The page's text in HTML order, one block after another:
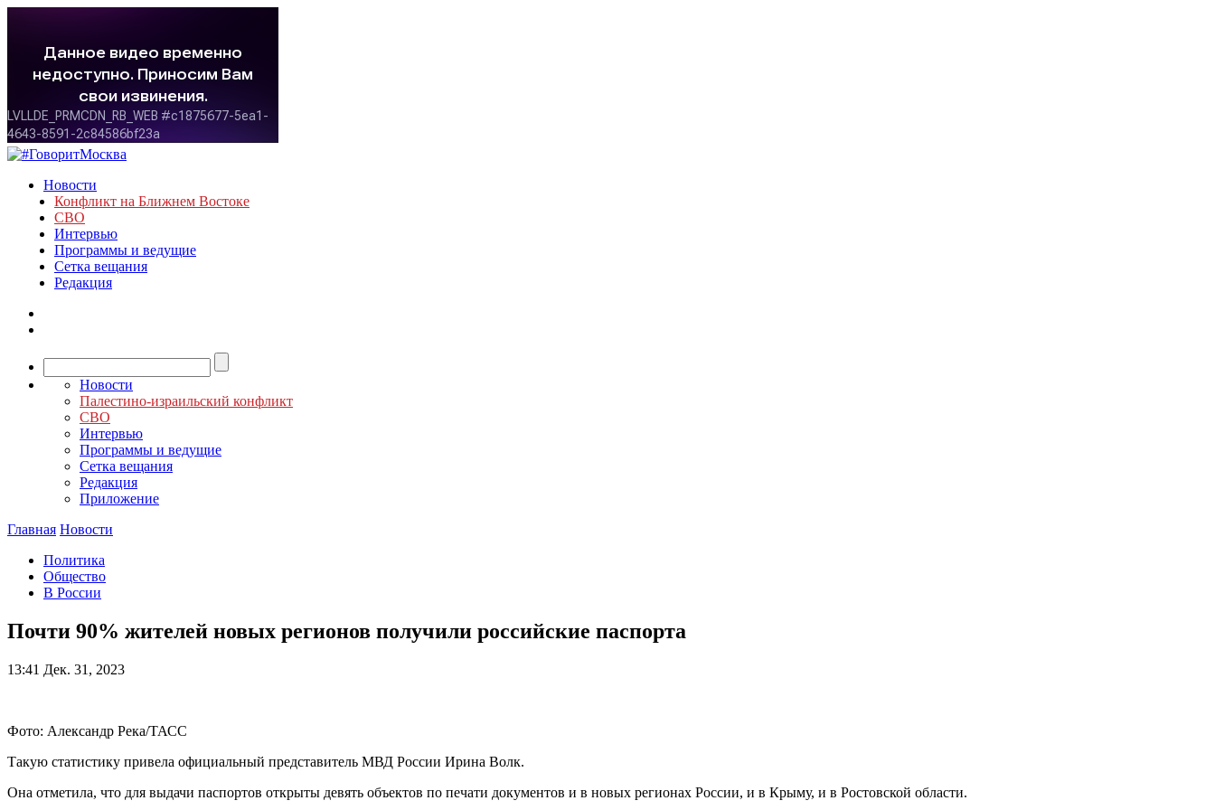
Новости
Конфликт на Ближнем Востоке
СВО
Интервью
Программы и ведущие
Сетка вещания
Редакция
Новости
Палестино-израильский конфликт
СВО
Интервью
Программы и ведущие
Сетка вещания
Редакция
Приложение
Главная Новости
Политика
Общество
В России
Почти 90% жителей новых регионов получили российские паспорта
13:41 Дек. 31, 2023
Фото: Александр Река/ТАСС
Такую статистику привела официальный представитель МВД России Ирина Волк.
Она отметила, что для выдачи паспортов открыты девять объектов по печати документов и в новых регионах России, и в Крыму, и в Ростовской области.